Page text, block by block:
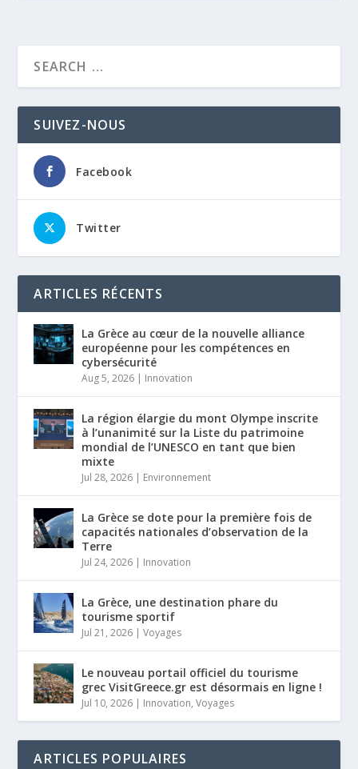
SUIVEZ-NOUS
Facebook
Twitter
ARTICLES RÉCENTS
La Grèce au cœur de la nouvelle alliance
européenne pour les compétences en
cybersécurité
Aug 5, 2026 | Innovation
La région élargie du mont Olympe inscrite
à l’unanimité sur la Liste du patrimoine
mondial de l’UNESCO en tant que bien
mixte
Jul 28, 2026 | Environnement
La Grèce se dote pour la première fois de
capacités nationales d’observation de la
Terre
Jul 24, 2026 | Innovation
La Grèce, une destination phare du
tourisme sportif
Jul 21, 2026 |Voyages
Le nouveau portail officiel du tourisme
grec VisitGreece.gr est désormais en ligne !
Jul 10, 2026 | Innovation,Voyages
ARTICLES POPULAIRES